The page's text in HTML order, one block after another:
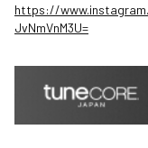
https://
JvNmVnM3U=